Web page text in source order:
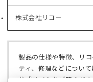
ブ
で
開
く）
タ
ブ
で
く）
株式会社リコー
（新
ブ
で
開
製品の仕様や特徴、リ
ティ、修理などについ
公式サイトをご覧くださ